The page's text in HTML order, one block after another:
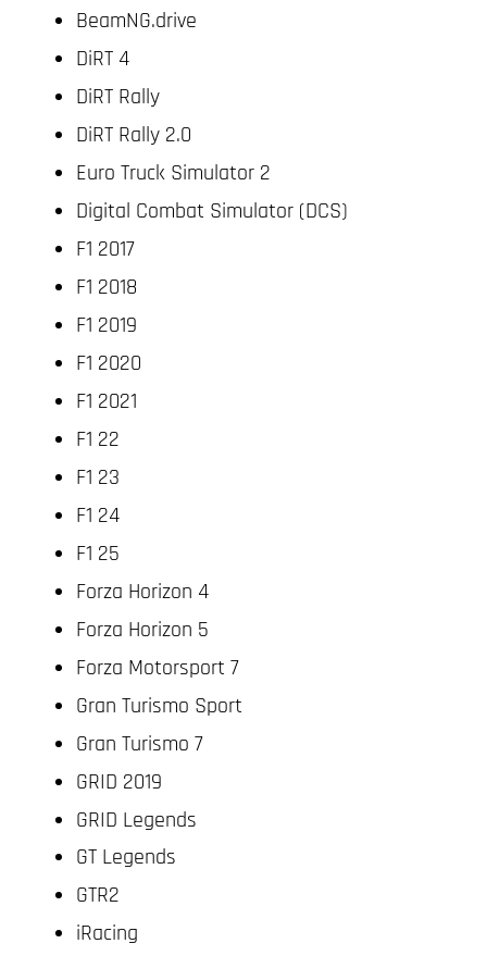
BeamNG.drive
DiRT 4
DiRT Rally
DiRT Rally 2.0
Euro Truck Simulator 2
Digital Combat Simulator (DCS)
F1 2017
F1 2018
F1 2019
F1 2020
F1 2021
F1 22
F1 23
F1 24
F1 25
Forza Horizon 4
Forza Horizon 5
Forza Motorsport 7
Gran Turismo Sport
Gran Turismo 7
GRID 2019
GRID Legends
GT Legends
GTR2
iRacing